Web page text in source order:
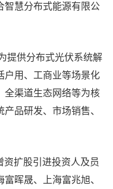
智慧分布式能源有限公
提供分布式光伏系统解
户用、工商业等场景化
全渠道生态网络等为核
品研发、市场销售、
扩股引进投资人及员
晖晟、上海富兆旭、